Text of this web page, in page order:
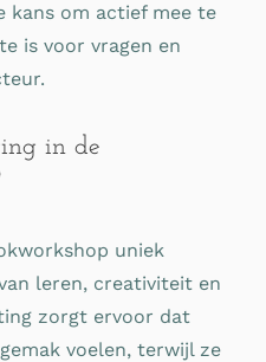
kans om actief mee te
is voor vragen en
in de
uniek
leren, creativiteit en
zorgt ervoor dat
voelen, terwijl ze